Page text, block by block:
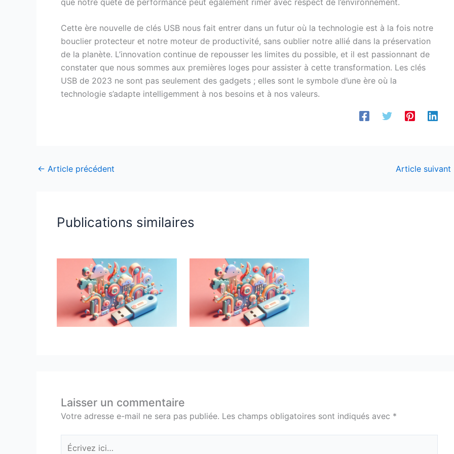
Cette ère nouvelle de clés USB nous fait entrer dans un futur où la technologie est à la fois notre
bouclier protecteur et notre moteur de productivité, sans oublier notre allié dans la préservation
de la planète. L’innovation continue de repousser les limites du possible, et il est passionnant de
constater que nous sommes aux premières loges pour assister à cette transformation. Les clés
USB de 2023 ne sont pas seulement des gadgets ; elles sont le symbole d’une ère où la
technologie s’adapte intelligemment à nos besoins et à nos valeurs.
← Article précédent Article suivant
Publications similaires
Laisser un commentaire
Votre adresse e-mail ne sera pas publiée. Les champs obligatoires sont indiqués avec *
Écrivez